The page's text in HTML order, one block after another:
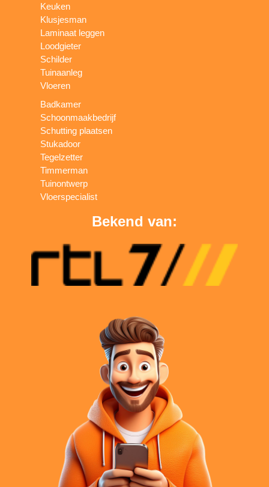
Keuken
Klusjesman
Laminaat leggen
Loodgieter
Schilder
Tuinaanleg
Vloeren
Badkamer
Schoonmaakbedrijf
Schutting plaatsen
Stukadoor
Tegelzetter
Timmerman
Tuinontwerp
Vloerspecialist
Bekend van: